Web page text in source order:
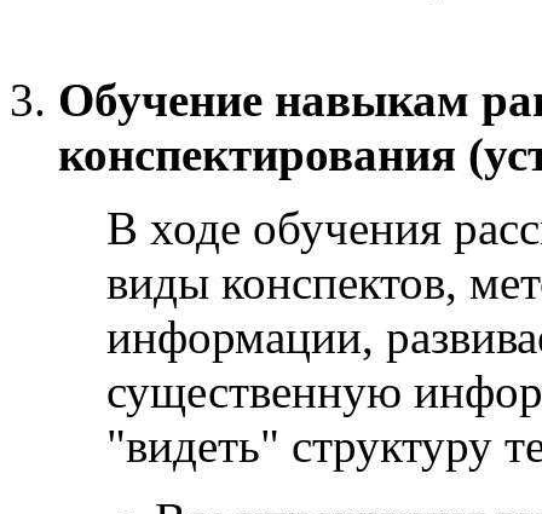
Обучение навыкам
конспектирования
В ходе обучения
виды конспектов,
информации,
существенную
"видеть" структуру